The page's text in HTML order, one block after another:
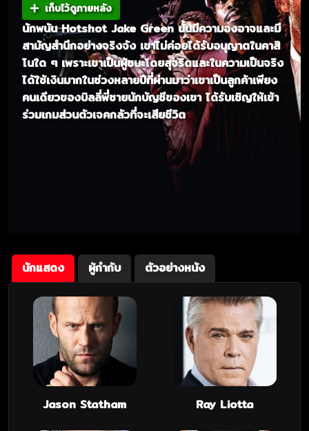
เก็บไว้ดูภายหลัง
นักพนัน Hotshot Jake Green นั้นมีความองอาจและมี
สามัญสำนึกอย่างจริงจัง เขาไม่ค่อยได้รับอนุญาตในคาสิ
โนใด ๆ เพราะเขาเป็นผู้ชนะโดยสุจริตและในความเป็นจริง
ได้ใช้เงินมากในช่วงหลายปีที่ผ่านมาว่าเขาเป็นลูกค้าเพียง
คนเดียวของบิลลี่พี่ชายนักบัญชีของเขา ได้รับเชิญให้เข้า
ร่วมเกมส่วนตัวเจคกลัวที่จะเสียชีวิต
นักแสดง ผู้กำกับ ตัวอย่างหนัง
Jason Statham Ray Liotta